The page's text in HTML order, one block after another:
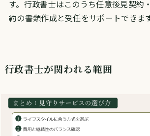
す。行政書士はこのうち任意後見契約
約の書類作成と受任をサポートできます
行政書士が関われる範囲